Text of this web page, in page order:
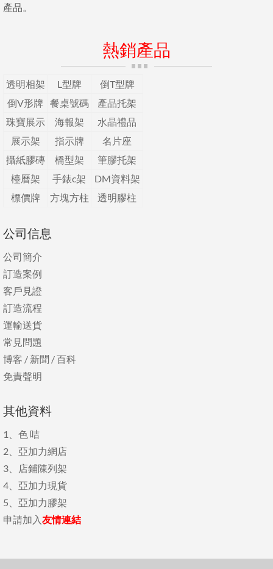
產品。
熱銷產品
透明相架 L型牌
倒T型牌
倒V形牌
餐桌號碼
產品托架
珠寶展示
海報架
水晶禮品
展示架
指示牌
名片座
攝紙膠磚
橋型架
筆膠托架
檯曆架
手錶c架
DM資料架
標價牌
方塊方柱 透明膠柱
公司信息
公司簡介
訂造案例
客戶見證
訂造流程
運輸送貨
常見問題
博客 / 新聞 /百科
免責聲明
其他資料
1、 色 咭
2、 亞加力網店
3、
店鋪陳列架
4、 亞加力現貨
5、 亞加力膠架
申請加入友情連結